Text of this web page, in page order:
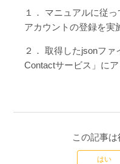
１． マニュアルに従
アカウントの登録を実
２． 取得したjsonフ
Contactサービス」に
この記事
はい